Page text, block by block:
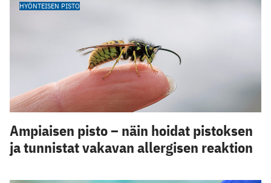
HYÖNTEISEN PISTO
Ampiaisen pisto – näin hoidat pistoksen
ja tunnistat vakavan allergisen reaktion